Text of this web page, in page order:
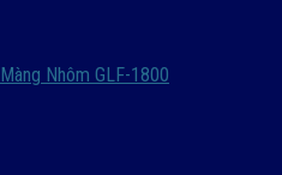
Nhôm GLF-1800